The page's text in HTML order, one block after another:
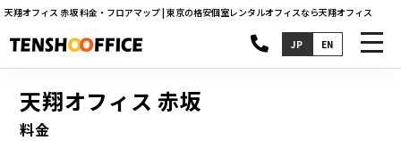
天翔オフィス 赤坂 料金・フロアマップ | 東京の格安個室レンタルオフィスなら天翔オフィス
JP EN
天翔オフィス 赤坂
料金